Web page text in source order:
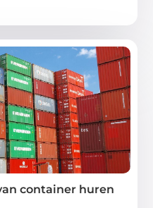
container huren